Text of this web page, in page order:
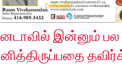
Century21
April 10, 2020
இன்னும்